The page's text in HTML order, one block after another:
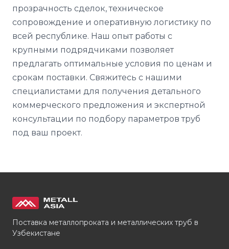
прозрачность сделок, техническое
сопровождение и оперативную логистику по
всей республике. Наш опыт работы с
крупными подрядчиками позволяет
предлагать оптимальные условия по ценам и
срокам поставки. Свяжитесь с нашими
специалистами для получения детального
коммерческого предложения и экспертной
консультации по подбору параметров труб
под ваш проект.
Поставка металлопроката и металлических труб в
Узбекистане